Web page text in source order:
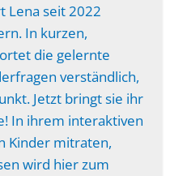
Lena seit 2022
In kurzen,
die gelernte
verständlich,
Jetzt bringt sie ihr
In ihrem interaktiven
Kinder mitraten,
wird hier zum